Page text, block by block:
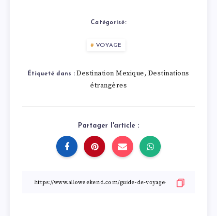
Catégorisé:
VOYAGE
Étiqueté dans : Destination Mexique, Destinations
étrangères
Partager l'article :